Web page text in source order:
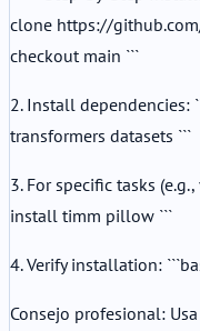
clone https://
checkout main ```
2. Install dependencies:
transformers datasets ```
3. For specific tasks
install timm pillow ```
4. Verify installation:
Consejo profesional: